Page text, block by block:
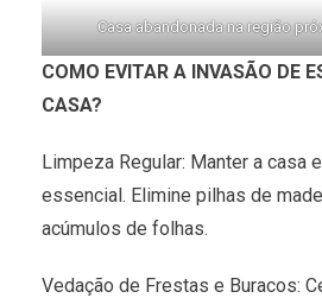
Casa abandonada na região
COMO EVITAR A INVASÃO DE
CASA?
Limpeza Regular: Manter a casa
essencial. Elimine pilhas de
acúmulos de folhas.
Vedação de Frestas e Buracos: